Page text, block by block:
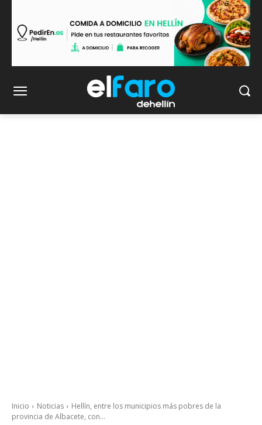
Inicio Noticias
Hellín, entre los municipios más pobres de la
provincia de Albacete, con...